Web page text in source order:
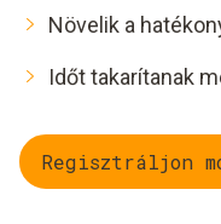
Növelik a
Időt takarítanak
Regisztráljon